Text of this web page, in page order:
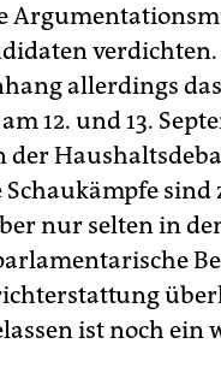
allerdings
12. und 13.
der
sind
nur selten in
ist noch ein